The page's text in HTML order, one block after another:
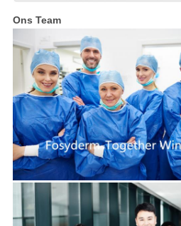
Ons Team